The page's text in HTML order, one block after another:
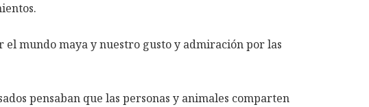
mundo maya y nuestro gusto y admiración por las
pensaban que las personas y animales comparten